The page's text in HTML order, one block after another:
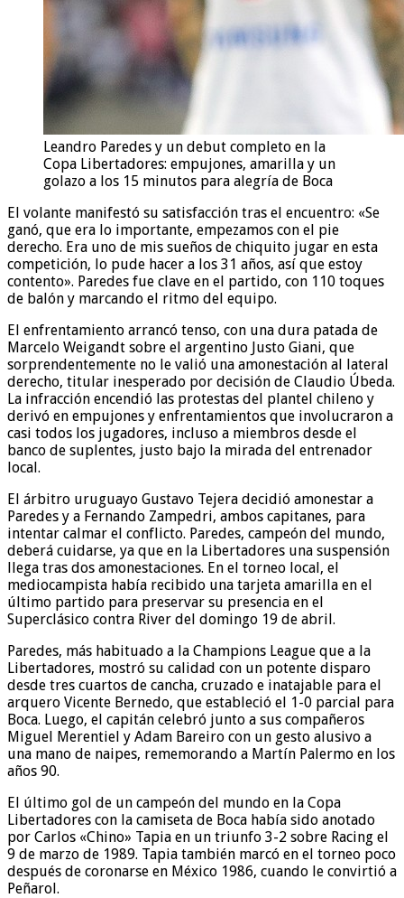
Leandro Paredes y un debut completo en la
Copa Libertadores: empujones, amarilla y un
golazo a los 15 minutos para alegría de Boca
El volante manifestó su satisfacción tras el encuentro: «Se
ganó, que era lo importante, empezamos con el pie
derecho. Era uno de mis sueños de chiquito jugar en esta
competición, lo pude hacer a los 31 años, así que estoy
contento». Paredes fue clave en el partido, con 110 toques
de balón y marcando el ritmo del equipo.
El enfrentamiento arrancó tenso, con una dura patada de
Marcelo Weigandt sobre el argentino Justo Giani, que
sorprendentemente no le valió una amonestación al lateral
derecho, titular inesperado por decisión de Claudio Úbeda.
La infracción encendió las protestas del plantel chileno y
derivó en empujones y enfrentamientos que involucraron a
casi todos los jugadores, incluso a miembros desde el
banco de suplentes, justo bajo la mirada del entrenador
local.
El árbitro uruguayo Gustavo Tejera decidió amonestar a
Paredes y a Fernando Zampedri, ambos capitanes, para
intentar calmar el conflicto. Paredes, campeón del mundo,
deberá cuidarse, ya que en la Libertadores una suspensión
llega tras dos amonestaciones. En el torneo local, el
mediocampista había recibido una tarjeta amarilla en el
último partido para preservar su presencia en el
Superclásico contra River del domingo 19 de abril.
Paredes, más habituado a la Champions League que a la
Libertadores, mostró su calidad con un potente disparo
desde tres cuartos de cancha, cruzado e inatajable para el
arquero Vicente Bernedo, que estableció el 1-0 parcial para
Boca. Luego, el capitán celebró junto a sus compañeros
Miguel Merentiel y Adam Bareiro con un gesto alusivo a
una mano de naipes, rememorando a Martín Palermo en los
años 90.
El último gol de un campeón del mundo en la Copa
Libertadores con la camiseta de Boca había sido anotado
por Carlos «Chino» Tapia en un triunfo 3-2 sobre Racing el
9 de marzo de 1989. Tapia también marcó en el torneo poco
después de coronarse en México 1986, cuando le convirtió a
Peñarol.